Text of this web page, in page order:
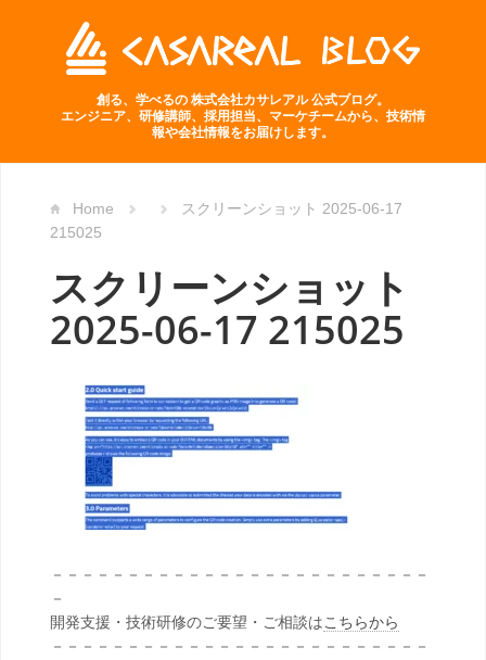
創る、学べるの 株式会社カサレアル 公式ブログ。
エンジニア、研修講師、採用担当、マーケチームから、技術情
報や会社情報をお届けします。
Home
スクリーンショット 2025-06-17
215025
スクリーンショット
2025-06-17 215025
－－－－－－－－－－－－－－－－－－－－－－－－－
－
開発支援・技術研修のご要望・ご相談はこちらから
－－－－－－－－－－－－－－－－－－－－－－－－－